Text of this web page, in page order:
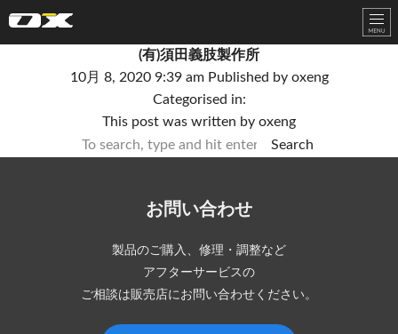
(有)須田義肢製作所
10月 8, 2020 9:39 am Published by oxeng
Categorised in:
This post was written by oxeng
Search
お問い合わせ
製品のご購入、修理・調整など
アフターサービスの
ご相談は販売店にお問い合わせください。